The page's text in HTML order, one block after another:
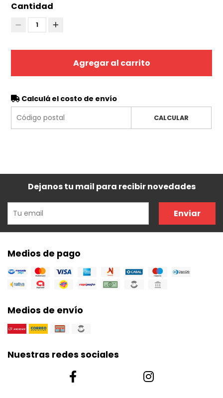
Cantidad
1
Agregar al carrito
Calculá el costo de envío
CALCULAR
Dejanos tu mail para recibir novedades
Enviar
Medios de pago
Medios de envío
Nuestras redes sociales